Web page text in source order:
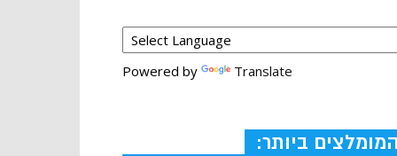
Powered by Translate
המומלצים ביותר: